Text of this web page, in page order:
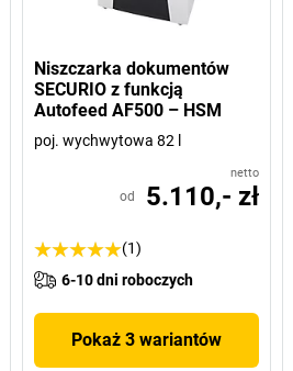
Niszczarka dokumentów
SECURIO z funkcją
Autofeed AF500 – HSM
poj. wychwytowa 82 l
netto
od 5.110,- zł
(1)
6-10 dni roboczych
Pokaż 3 wariantów